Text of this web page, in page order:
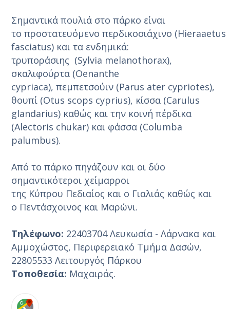
Σημαντικά πουλιά στο πάρκο είναι
το προστατευόμενο περδικοσιάχινο (Hieraaetus
fasciatus) και τα ενδημικά:
τρυποράσιης (Sylvia melanothorax),
σκαλιφούρτα (Oenanthe
cypriaca), πεμπετσούιν (Parus ater cypriotes),
θουπί (Otus scops cyprius), κίσσα (Carulus
glandarius) καθώς και την κοινή πέρδικα
(Alectoris chukar) και φάσσα (Columba
palumbus).
Από το πάρκο πηγάζουν και οι δύο
σημαντικότεροι χείμαρροι
της Κύπρου Πεδιαίος και ο Γιαλιάς καθώς και
ο Πεντάσχοινος και Μαρώνι.
Τηλέφωνο: 22403704 Λευκωσία - Λάρνακα και
Αμμοχώστος, Περιφερειακό Τμήμα Δασών,
22805533 Λειτουργός Πάρκου
Τοποθεσία: Μαχαιράς.